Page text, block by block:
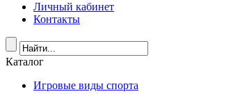
Личный кабинет
Контакты
Каталог
Игровые виды спорта